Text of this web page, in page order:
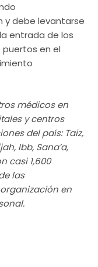
y debe levantarse
entrada de los
puertos en el
médicos en
y centros
del país: Taiz,
Ibb, Sana’a,
casi 1,600
las
en